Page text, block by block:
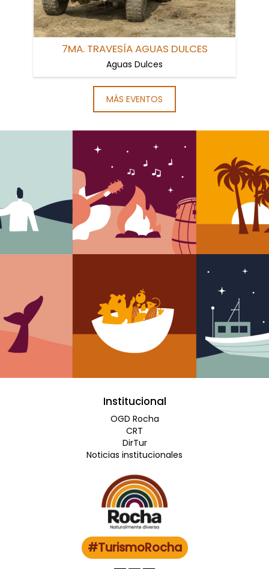
7MA. TRAVESÍA AGUAS DULCES
Aguas Dulces
MÁS EVENTOS
Institucional
OGD Rocha
CRT
DirTur
Noticias institucionales
#TurismoRocha